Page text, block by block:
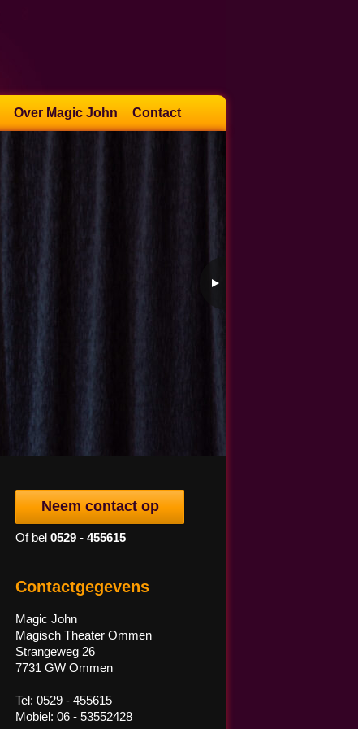
Over Magic John Contact
Neem contact op
Of bel 0529 - 455615
Contactgegevens
Magic John
Magisch Theater Ommen
Strangeweg 26
7731 GW Ommen
Tel: 0529 - 455615
Mobiel: 06 - 53552428